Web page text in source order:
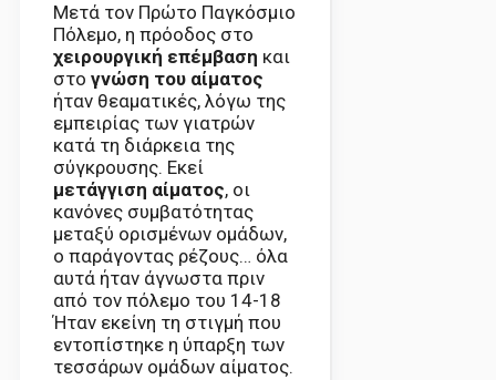
Μετά τον Πρώτο Παγκόσμιο
Πόλεμο, η πρόοδος στο
χειρουργική επέμβαση και
στο γνώση του αίματος
ήταν θεαματικές, λόγω της
εμπειρίας των γιατρών
κατά τη διάρκεια της
σύγκρουσης. Εκεί
μετάγγιση αίματος, οι
κανόνες συμβατότητας
μεταξύ ορισμένων ομάδων,
ο παράγοντας ρέζους… όλα
αυτά ήταν άγνωστα πριν
από τον πόλεμο του 14-18
Ήταν εκείνη τη στιγμή που
εντοπίστηκε η ύπαρξη των
τεσσάρων ομάδων αίματος.